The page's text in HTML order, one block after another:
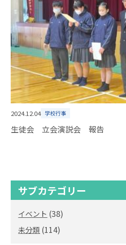
2024.12.04 学校行事
生徒会 立会演説会 報告
サブカテゴリー
イベント (38)
未分類 (114)